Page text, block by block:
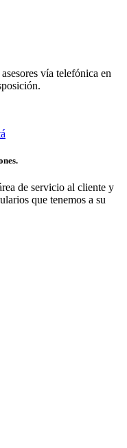
vía telefónica en
de servicio al cliente y
que tenemos a su